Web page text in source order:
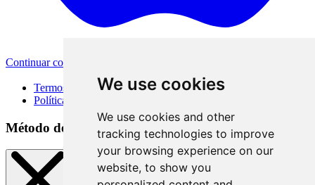
We use cookies
We use cookies and other
tracking technologies to improve
your browsing experience on our
website, to show you
Continuar com a Apple
Termos de Uso
Política de Privacidade
Método de acesso